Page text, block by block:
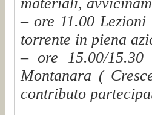
– ore 11.00
torrente in piena
– ore 15.00/
Montanara (
contributo